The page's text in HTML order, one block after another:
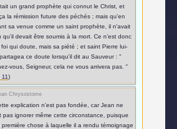
un grand prophète qui connut le Christ, et
la rémission future des péchés ; mais qu'en
sa venue comme un saint prophète, il n'avait
qu'il devait être soumis à la mort. Ce n'est donc
qui doute, mais sa piété ; et saint Pierre lui-
ce doute lorsqu'il dit au Sauveur : "
vous, Seigneur, cela ne vous arrivera pas. "
)
Chrysostome
explication n'est pas fondée, car Jean ne
pas ignorer même cette circonstance, puisque
première chose à laquelle il a rendu témoignage